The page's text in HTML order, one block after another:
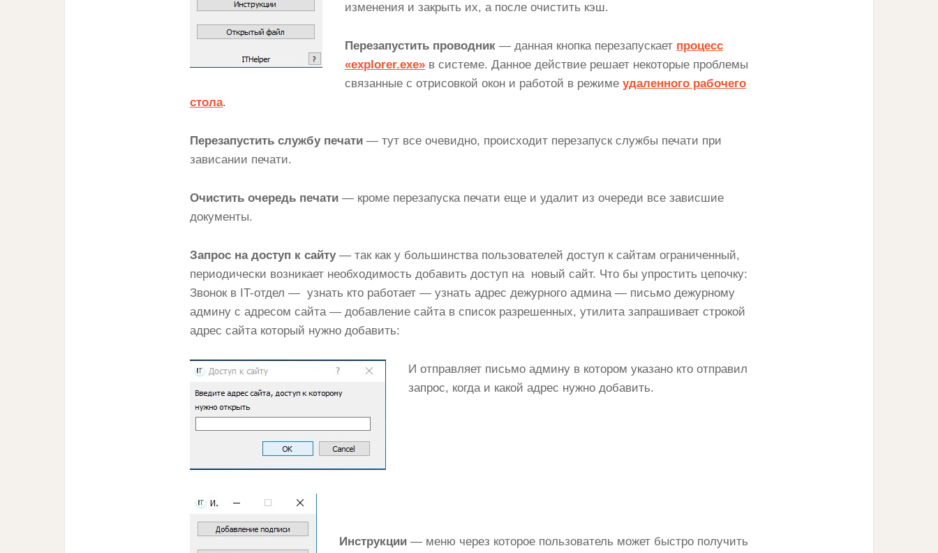
изменения и закрыть их, а после очистить кэш.
Перезапустить проводник — данная кнопка перезапускает процесс
«explorer.exe» в системе. Данное действие решает некоторые проблемы
связанные c отрисовкой окон и работой в режиме удаленного рабочего
стола.
Перезапустить службу печати — тут все очевидно, происходит перезапуск службы печати при
зависании печати.
Очистить очередь печати — кроме перезапуска печати еще и удалит из очереди все зависшие
документы.
Запрос на доступ к сайту— так как у большинства пользователей доступ к сайтам ограниченный,
периодически возникает необходимость добавить доступ на новый сайт. Что бы упростить цепочку:
Звонок в IT-отдел — узнать кто работает — узнать адрес дежурного админа — письмо дежурному
админу c адресом сайта — добавление сайта в список разрешенных, утилита запрашивает строкой
адрес сайта который нужно добавить:
И отправляет письмо админу в котором указано кто отправил
запрос, когда и какой адрес нужно добавить.
Инструкции — меню через которое пользователь может быстро получить